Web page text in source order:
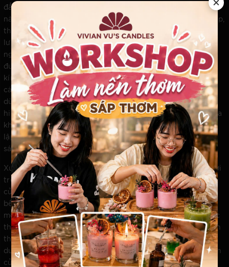
đẳng cấp của sự tinh tế và cá nhân hóa sâu sắc như thế
nào. Không chạy theo những con số sản lượng công nghiệp,
thương hiệu này tập trung vào việc bảo chứng cho chất
lượng thượng hạng thông qua việc tuyển chọn những
nguyên liệu tinh khiết nhất kết hợp với tư duy thẩm mỹ
đương đại. Mỗi sản phẩm được xem như một lời đối thoại
kín đáo giữa người nghệ nhân và người thưởng thức, nơi
các tầng hương được sắp đặt một cách có ngụ ý để người
dùng có thể tự tìm thấy một phần linh hồn của mình ẩn
hiện trong làn khói mỏng. Việc đặt trải nghiệm cá nhân của
khách hàng lên vị trí tối thượng đã giúp thương hiệu thiết
lập một chuẩn mực mới, nơi nến thơm không chỉ để thắp
sáng mà là để thấu hiểu và chữa lành.
Xu hướng cá nhân hóa này cũng phản ánh một chương mới
trong hành vi của người tiêu dùng thế hệ mới: sự trỗi dậy
của lối sống chậm và sự trân trọng những giá trị tinh thần
bền vững. Trong một thế giới chuyển động quá nhanh, nơi
mọi thứ có thể dễ dàng bị thay thế, một hũ nến thơm được
thiết kế riêng mang lại cảm giác an tâm về một vùng trú ẩn
thuộc về riêng mình. Đó là nơi dòng chảy của thời gian
dường như chậm lại, nhường chỗ cho sự hiện diện trọn vẹn
của khoảnh khắc hiện tại. Người ta không chỉ mua một hũ